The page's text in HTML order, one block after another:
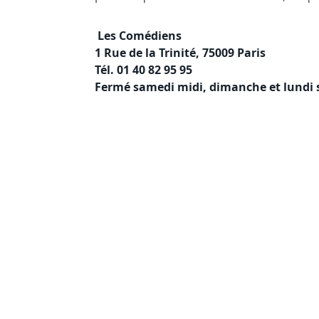
Les Comédiens
1 Rue de la Trinité, 75009 Paris
Tél. 01 40 82 95 95
Fermé samedi midi, dimanche et lundi